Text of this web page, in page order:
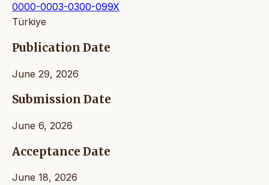
0000-0003-0300-099X
Türkiye
Publication Date
June 29, 2026
Submission Date
June 6, 2026
Acceptance Date
June 18, 2026